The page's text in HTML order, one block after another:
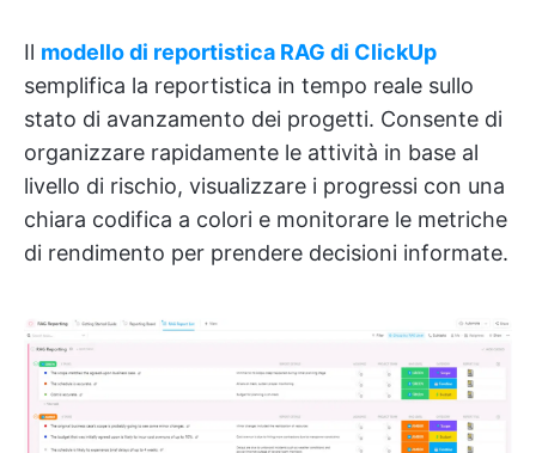
Il modello di reportistica RAG di ClickUp
semplifica la reportistica in tempo reale sullo
stato di avanzamento dei progetti. Consente di
organizzare rapidamente le attività in base al
livello di rischio, visualizzare i progressi con una
chiara codifica a colori e monitorare le metriche
di rendimento per prendere decisioni informate.